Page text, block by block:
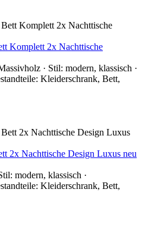
Komplett 2x Nachttische
· Stil: modern, klassisch ·
Kleiderschrank, Bett,
2x Nachttische Design Luxus neu
modern, klassisch ·
Kleiderschrank, Bett,